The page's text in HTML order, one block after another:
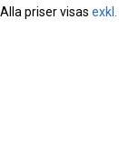
Alla priser visas exkl.